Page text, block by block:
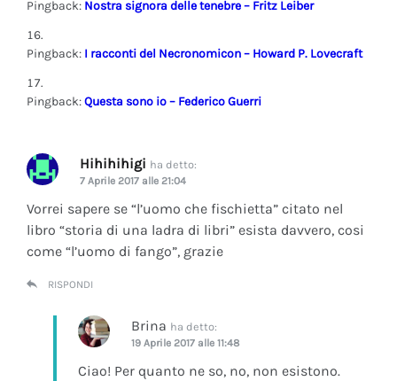
Pingback: Nostra signora delle tenebre – Fritz Leiber
Pingback: I racconti del Necronomicon – Howard P. Lovecraft
Pingback:Questa sono io – Federico Guerri
Hihihihigi ha detto:
7 Aprile 2017 alle 21:04
Vorrei sapere se “l’uomo che fischietta” citato nel
libro “storia di una ladra di libri” esista davvero, cosi
come “l’uomo di fango”, grazie
RISPONDI
Brina ha detto:
19 Aprile 2017 alle 11:48
Ciao! Per quanto ne so, no, non esistono.